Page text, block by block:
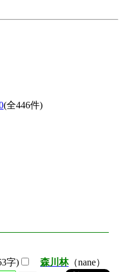
(全446件)
字) 森川林（nane）